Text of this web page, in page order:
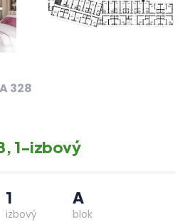
328
1-izbový
1
izbový
A
blok